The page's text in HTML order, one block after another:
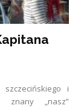
i
znany „nasz”